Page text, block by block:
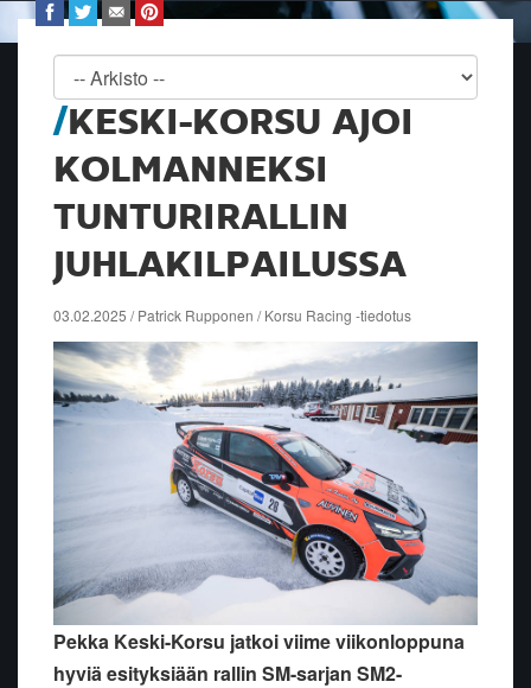
KESKI-KORSU AJOI
KOLMANNEKSI
TUNTURIRALLIN
JUHLAKILPAILUSSA
03.02.2025 / Patrick Rupponen / Korsu Racing -tiedotus
Pekka Keski-Korsu jatkoi viime viikonloppuna
hyviä esityksiään rallin SM-sarjan SM2-